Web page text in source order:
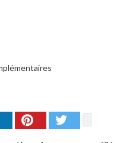
LinkedIn Pinterest